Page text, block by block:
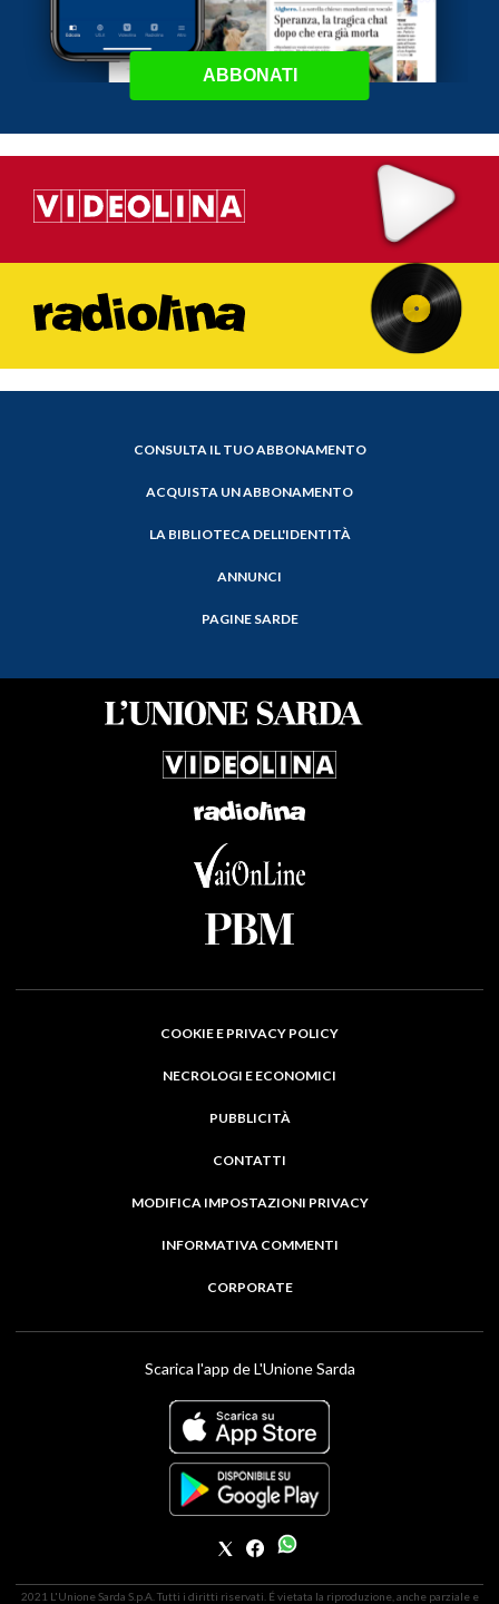
ABBONATI
CONSULTA IL TUO ABBONAMENTO
ACQUISTA UN ABBONAMENTO
LA BIBLIOTECA DELL'IDENTITÀ
ANNUNCI
PAGINE SARDE
COOKIE E PRIVACY POLICY
NECROLOGI E ECONOMICI
PUBBLICITÀ
CONTATTI
MODIFICA IMPOSTAZIONI PRIVACY
INFORMATIVA COMMENTI
CORPORATE
Scarica l'app de L'Unione Sarda
2021 L'Unione Sarda S.p.A. Tutti i diritti riservati. É vietata la riproduzione, anche parziale e